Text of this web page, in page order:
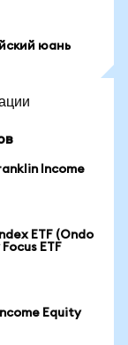
юань
Income
ETF (Ondo
ETF
Equity